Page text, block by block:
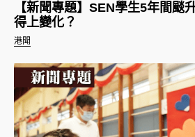
港聞
【新聞專題】SEN學生5年間颷
得上變化？